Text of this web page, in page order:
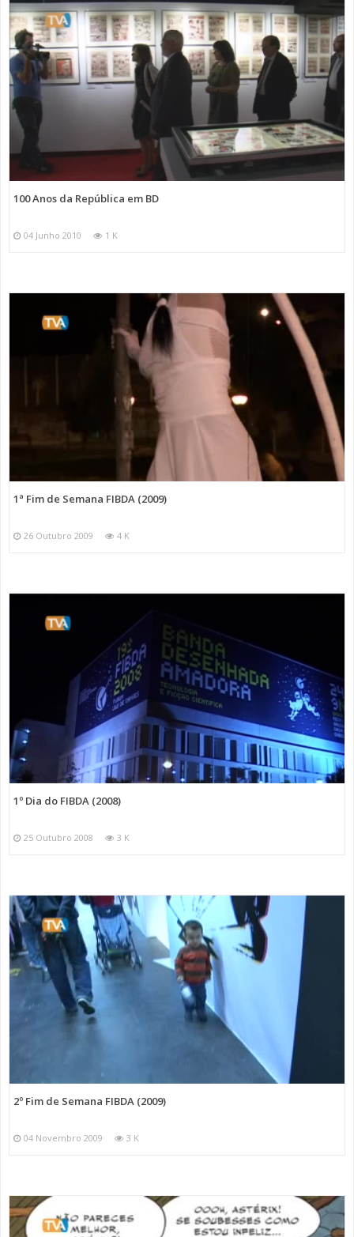
100 Anos da República em BD
04 Junho 2010 1 K
1ª Fim de Semana FIBDA (2009)
26 Outubro 2009 4 K
1º Dia do FIBDA (2008)
25 Outubro 2008 3 K
2º Fim de Semana FIBDA (2009)
04 Novembro 2009 3 K